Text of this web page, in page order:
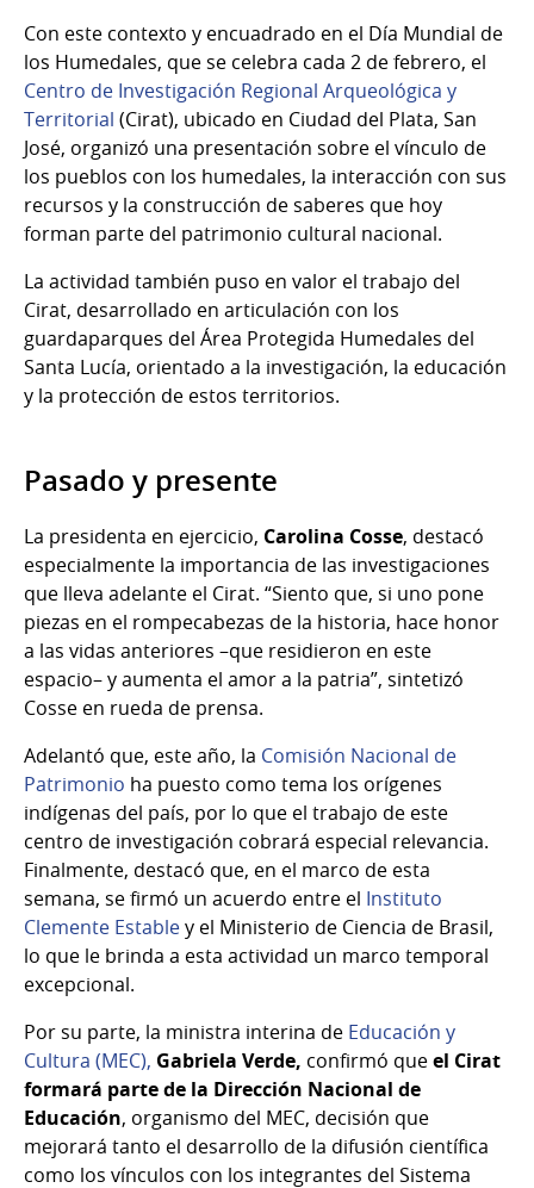
Con este contexto y encuadrado en el Día Mundial de
los Humedales, que se celebra cada 2 de febrero, el
Centro de Investigación Regional Arqueológica y
Territorial (Cirat), ubicado en Ciudad del Plata, San
José, organizó una presentación sobre el vínculo de
los pueblos con los humedales, la interacción con sus
recursos y la construcción de saberes que hoy
forman parte del patrimonio cultural nacional.
La actividad también puso en valor el trabajo del
Cirat, desarrollado en articulación con los
guardaparques del Área Protegida Humedales del
Santa Lucía, orientado a la investigación, la educación
y la protección de estos territorios.
Pasado y presente
La presidenta en ejercicio, Carolina Cosse, destacó
especialmente la importancia de las investigaciones
que lleva adelante el Cirat. “Siento que, si uno pone
piezas en el rompecabezas de la historia, hace honor
a las vidas anteriores –que residieron en este
espacio– y aumenta el amor a la patria”, sintetizó
Cosse en rueda de prensa.
Adelantó que, este año, la Comisión Nacional de
Patrimonio ha puesto como tema los orígenes
indígenas del país, por lo que el trabajo de este
centro de investigación cobrará especial relevancia.
Finalmente, destacó que, en el marco de esta
semana, se firmó un acuerdo entre el Instituto
Clemente Establey el Ministerio de Ciencia de Brasil,
lo que le brinda a esta actividad un marco temporal
excepcional.
Por su parte, la ministra interina de Educación y
Cultura (MEC), Gabriela Verde, confirmó queel Cirat
formará parte de la Dirección Nacional de
Educación, organismo del MEC, decisión que
mejorará tanto el desarrollo de la difusión científica
como los vínculos con los integrantes del Sistema